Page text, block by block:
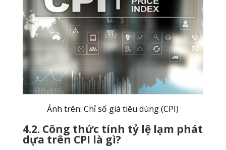
Ảnh trên: Chỉ số giá tiêu dùng (CPI)
4.2. Công thức tính tỷ lệ lạm phát
dựa trên CPI là gì?